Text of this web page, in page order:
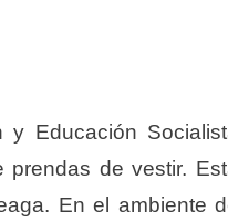
Educación
prendas de vestir.
En el ambiente